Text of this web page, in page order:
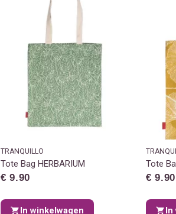
TRANQUILLO
Tote Bag HERBARIUM
€ 9.90
In winkelwagen
Tote
€ 9.90
In